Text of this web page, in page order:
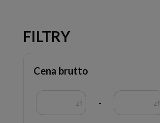
FILTRY
Cena brutto
zł - zł